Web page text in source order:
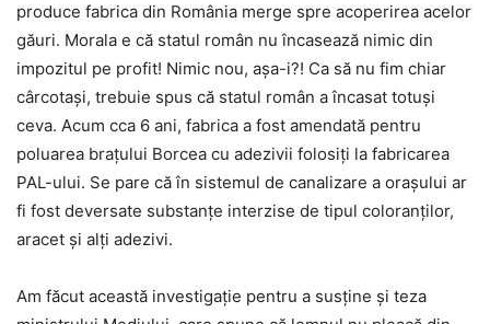
produce fabrica din România merge spre acoperirea acelor
găuri. Morala e că statul român nu încasează nimic din
impozitul pe profit! Nimic nou, așa-i?! Ca să nu fim chiar
cârcotași, trebuie spus că statul român a încasat totuși
ceva. Acum cca 6 ani, fabrica a fost amendată pentru
poluarea brațului Borcea cu adezivii folosiți la fabricarea
PAL-ului. Se pare că în sistemul de canalizare a orașului ar
fi fost deversate substanțe interzise de tipul coloranților,
aracet și alți adezivi.
Am făcut această investigație pentru a susține și teza